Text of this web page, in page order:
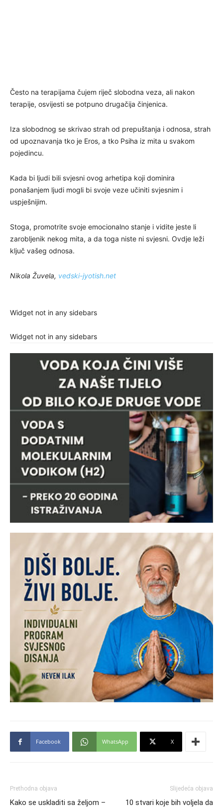
Često na terapijama čujem riječ slobodna veza, ali nakon
terapije, osvijesti se potpuno drugačija činjenica.
Iza slobodnog se skrivao strah od prepuštanja i odnosa, strah
od upoznavanja tko je Eros, a tko Psiha iz mita u svakom
pojedincu.
Kada bi ljudi bili svjesni ovog arhetipa koji dominira
ponašanjem ljudi mogli bi svoje veze učiniti svjesnim i
uspješnijim.
Stoga, promotrite svoje emocionalno stanje i vidite jeste li
zarobljenik nekog mita, a da toga niste ni svjesni. Ovdje leži
ključ vašeg odnosa.
Nikola Žuvela, vedski-jyotish.net
Widget not in any sidebars
Widget not in any sidebars
Facebook WhatsApp X
Prethodna objava
Kako se uskladiti sa željom –
Slijedeća objava
10 stvari koje bih voljela da